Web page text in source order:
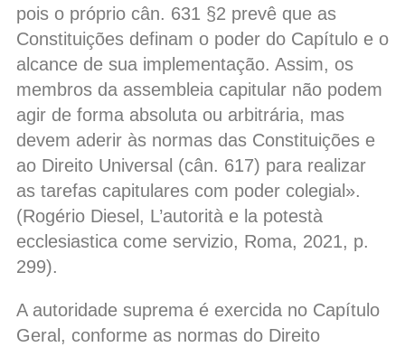
pois o próprio cân. 631 §2 prevê que as
Constituições definam o poder do Capítulo e o
alcance de sua implementação. Assim, os
membros da assembleia capitular não podem
agir de forma absoluta ou arbitrária, mas
devem aderir às normas das Constituições e
ao Direito Universal (cân. 617) para realizar
as tarefas capitulares com poder colegial».
(Rogério Diesel, L’autorità e la potestà
ecclesiastica come servizio, Roma, 2021, p.
299).
A autoridade suprema é exercida no Capítulo
Geral, conforme as normas do Direito